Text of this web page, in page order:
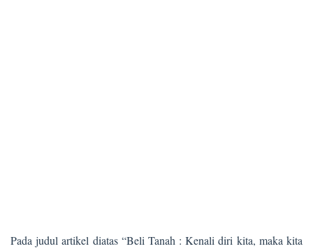
Pada judul artikel diatas “Beli Tanah : Kenali diri kita, maka kita